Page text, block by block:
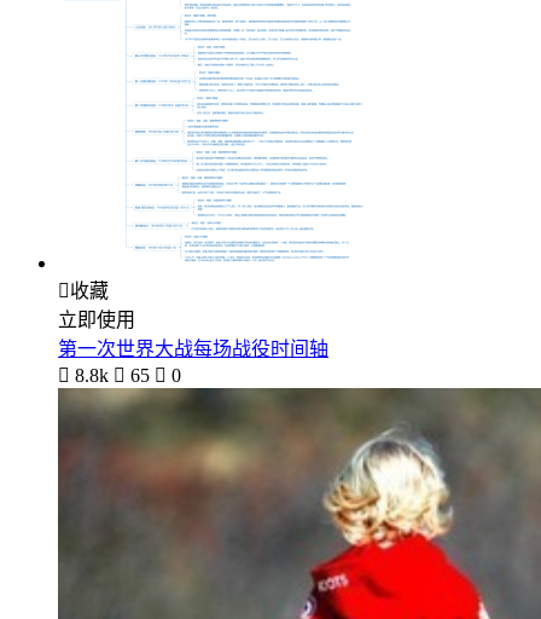
收藏
立即使用
第一次世界大战每场战役时间轴
 8.8k  65  0